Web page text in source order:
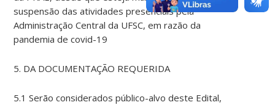
suspensão das atividades presenciais pela
Administração Central da UFSC, em razão da
pandemia de covid-19
5. DA DOCUMENTAÇÃO REQUERIDA
5.1 Serão considerados público-alvo deste Edital,